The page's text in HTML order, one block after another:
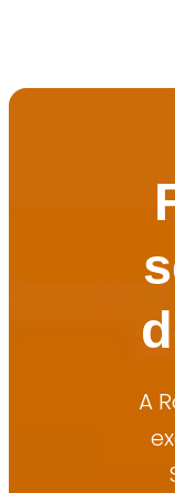
SulAmérica
Unimed
A